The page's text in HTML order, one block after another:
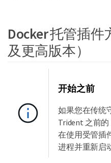
Docker 托管插件
及更高版本）
开始之前
如果您在传统
Trident 之前的
在使用受管插
进程并重新启